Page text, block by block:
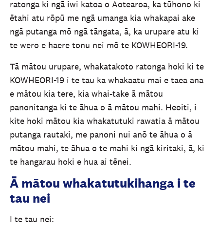
ratonga ki ngā iwi katoa o Aotearoa, ka tūhono ki
ētahi atu rōpū me ngā umanga kia whakapai ake
ngā putanga mō ngā tāngata, ā, ka urupare atu ki
te wero e haere tonu nei mō te KOWHEORI-19.
Tā mātou urupare, whakatakoto ratonga hoki ki te
KOWHEORI-19 i te tau ka whakaatu mai e taea ana
e mātou kia tere, kia whai-take ā mātou
panonitanga ki te āhua o ā mātou mahi. Heoiti, i
kite hoki mātou kia whakatutuki rawatia ā mātou
putanga rautaki, me panoni nui anō te āhua o ā
mātou mahi, te āhua o te mahi ki ngā kiritaki, ā, ki
te hangarau hoki e hua ai tēnei.
Ā mātou whakatutukihanga i te
tau nei
I te tau nei: